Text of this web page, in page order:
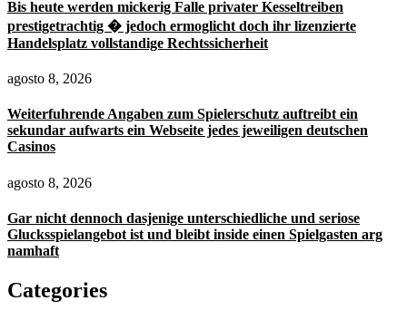
Bis heute werden mickerig Falle privater Kesseltreiben
prestigetrachtig � jedoch ermoglicht doch ihr lizenzierte
Handelsplatz vollstandige Rechtssicherheit
agosto 8, 2026
Weiterfuhrende Angaben zum Spielerschutz auftreibt ein
sekundar aufwarts ein Webseite jedes jeweiligen deutschen
Casinos
agosto 8, 2026
Gar nicht dennoch dasjenige unterschiedliche und seriose
Glucksspielangebot ist und bleibt inside einen Spielgasten arg
namhaft
Categories